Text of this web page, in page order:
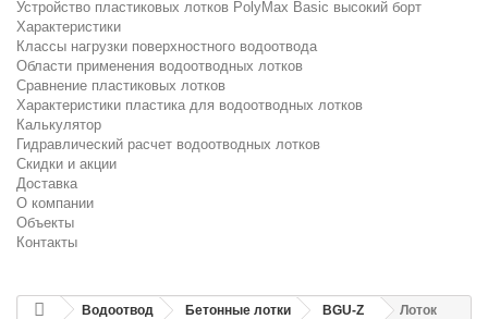
Устройство пластиковых лотков PolyMax Basic высокий борт
Характеристики
Классы нагрузки поверхностного водоотвода
Области применения водоотводных лотков
Сравнение пластиковых лотков
Характеристики пластика для водоотводных лотков
Калькулятор
Гидравлический расчет водоотводных лотков
Скидки и акции
Доставка
О компании
Объекты
Контакты
Водоотвод Бетонные лотки BGU-Z
Лоток